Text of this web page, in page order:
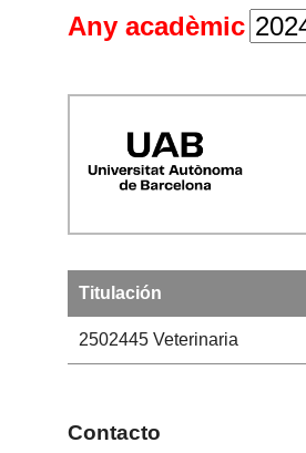
Any acadèmic
Titulación
2502445Veterinaria
Contacto